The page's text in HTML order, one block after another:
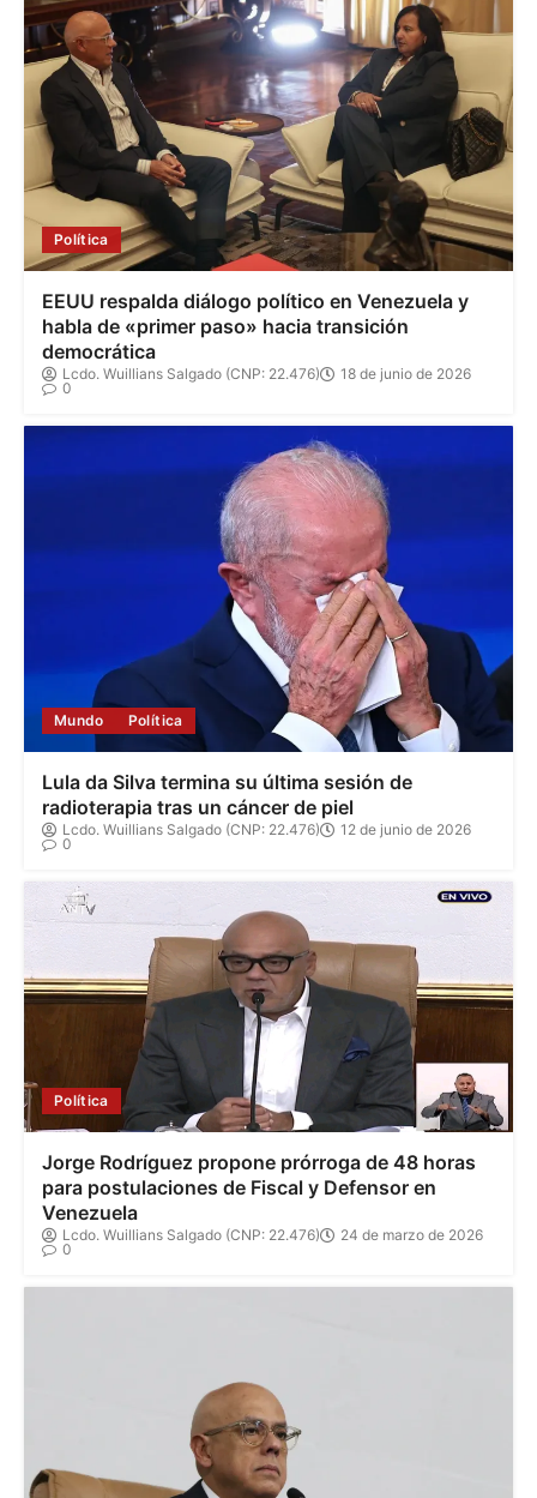
Política
EEUU respalda diálogo político en Venezuela y
habla de «primer paso» hacia transición
democrática
Lcdo. Wuillians Salgado (CNP: 22.476)
18 de junio de 2026
0
Mundo Política
Lula da Silva termina su última sesión de
radioterapia tras un cáncer de piel
Lcdo. Wuillians Salgado (CNP: 22.476)
12 de junio de 2026
0
Política
Jorge Rodríguez propone prórroga de 48 horas
para postulaciones de Fiscal y Defensor en
Venezuela
Lcdo. Wuillians Salgado (CNP: 22.476)
24 de marzo de 2026
0